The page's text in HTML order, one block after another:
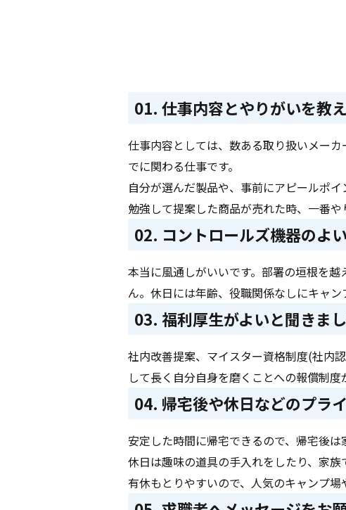
01. 仕事内容とやりがいを教え
仕事内容としては、数ある取り扱いメー
でに関わる仕事です。
自分が選んだ製品や、事前にアピールポ
勉強して提案した商品が売れた時、一番や
02. コントロールズ機器のよ
本当に風通しがいいです。部署の垣根を
ん。休日には年齢、役職関係なしにキャン
03. 福利厚生がよいと聞きま
社内改善提案、マイスター資格制度(社内
して長く自分自身を磨くことへの報償制度
04. 帰宅後や休日などのプラ
安定した時間に帰宅できるので、帰宅後
休日は趣味の道具の手入れをしたり、家族
有休もとりやすいので、人気のキャンプ場